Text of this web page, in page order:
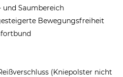
und Saumbereich
Bewegungsfreiheit
(Kniepolster nicht